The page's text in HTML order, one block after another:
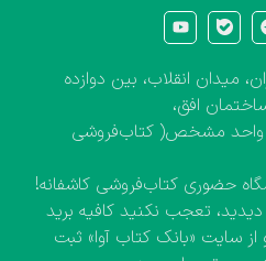
میدان انقلاب، بین دوازده
افق،
تک واحد مشخص( کتاب‌فروشی
حضوری کتاب‌فروشی کاشفانه!
تعجب نکنید کافیه برید
سایت «بانک کتاب آوا» ثبت